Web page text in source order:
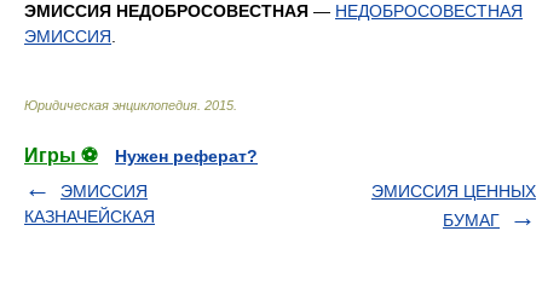
ЭМИССИЯ НЕДОБРОСОВЕСТНАЯ — НЕДОБРОСОВЕСТНАЯ
ЭМИССИЯ
Юридическая энциклопедия 2015
Игры ⚽
Нужен реферат?
ЭМИССИЯ
КАЗНАЧЕЙСКАЯ
ЭМИССИЯ ЦЕННЫХ
БУМАГ